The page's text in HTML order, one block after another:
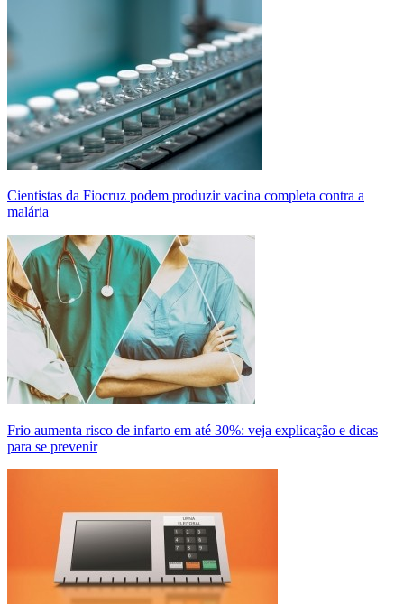
Cientistas da Fiocruz podem produzir vacina completa contra a
malária
Frio aumenta risco de infarto em até 30%: veja explicação e dicas
para se prevenir